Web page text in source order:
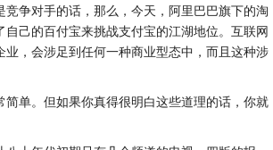
争对手的话，那么，今天，阿里巴巴旗下的淘
己的百付宝来挑战支付宝的江湖地位。互联网
，会涉足到任何一种商业型态中，而且这种涉
单。但如果你真得很明白这些道理的话，你就